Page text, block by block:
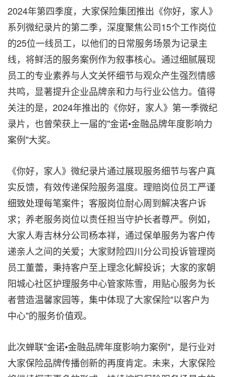
2024年第四季度，大家保险集团推出《你好，家人》
系列微纪录片的第二季，深度聚焦公司15个工作岗位
的25位一线员工，以他们的日常服务场景为记录主
线，将鲜活的服务案例作为叙事核心。通过细腻展现
员工的专业素养与人文关怀细节与观众产生强烈情感
共鸣，显著提升企业品牌亲和力与行业公信力。值得
关注的是，2024年推出的《你好，家人》第一季微纪
录片，也曾荣获上一届的"金诺•金融品牌年度影响力
案例"大奖。
《你好，家人》微纪录片通过展现服务细节与客户真
实反馈，有效传递保险服务温度。理赔岗位员工严谨
细致处理每笔案件；客服岗位耐心周到解决客户诉
求；养老服务岗位以责任担当守护长者尊严。例如，
大家人寿吉林分公司杨本祥，通过保单服务为客户传
递亲人之间的关爱；大家财险四川分公司投诉管理岗
员工董蕾，秉持客户至上理念化解投诉；大家的家朝
阳城心社区护理服务中心管家陈雪，用贴心服务为长
者营造温馨家园等，集中体现了大家保险"以客户为
中心"的服务价值观。
此次蝉联"金诺•金融品牌年度影响力案例"，是行业对
大家保险品牌传播创新的再度肯定。未来，大家保险